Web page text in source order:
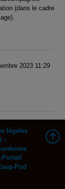
(dans le cadre
2023 11:29
légales
:
Portail
Pod